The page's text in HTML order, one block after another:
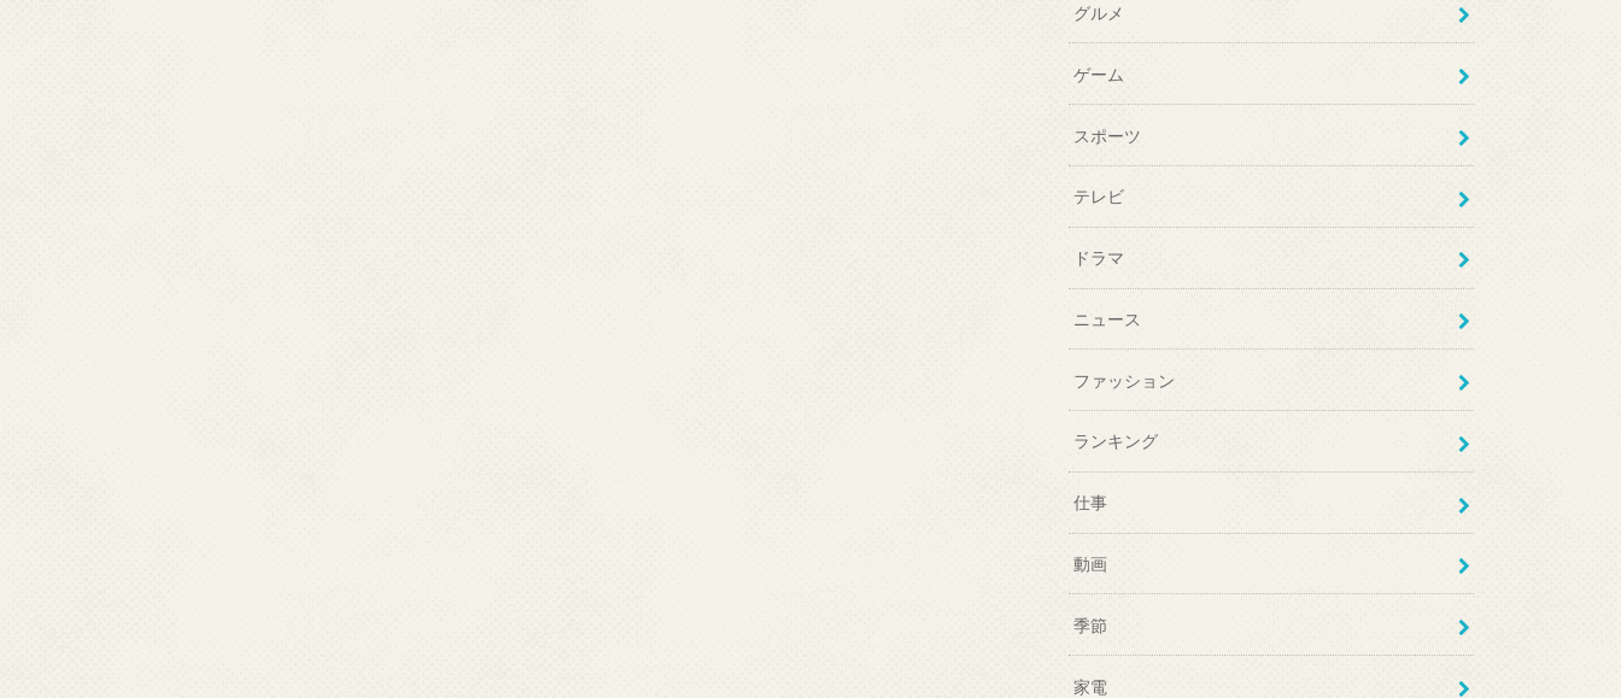
グルメ
ゲーム
スポーツ
テレビ
ドラマ
ニュース
ファッション
ランキング
仕事
動画
季節
家電